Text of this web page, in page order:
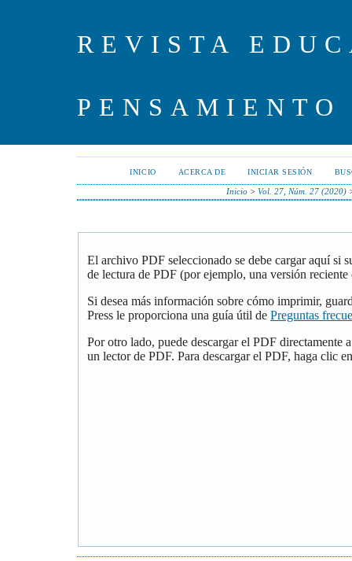
REVISTA
PENSAMIENTO
INICIO ACERCA DE INICIAR SESIÓN
Inicio >Vol. 27, Núm. 27 (2020)
El archivo PDF seleccionado se debe cargar aquí si
de lectura de PDF (por ejemplo, una versión
Si desea más información sobre cómo imprimir,
Press le proporciona una guía útil de Preguntas
Por otro lado, puede descargar el PDF directamente
un lector de PDF. Para descargar el PDF, haga clic